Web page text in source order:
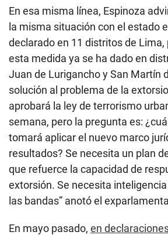
En esa misma línea, Espinoza
la misma situación con el estado
declarado en 11 distritos de Lima,
esta medida ya se ha dado en
Juan de Lurigancho y San Martín
solución al problema de la
aprobará la ley de terrorismo
semana, pero la pregunta es:
tomará aplicar el nuevo marco
resultados? Se necesita un plan
que refuerce la capacidad de
extorsión. Se necesita
las bandas” anotó el
En mayo pasado, en